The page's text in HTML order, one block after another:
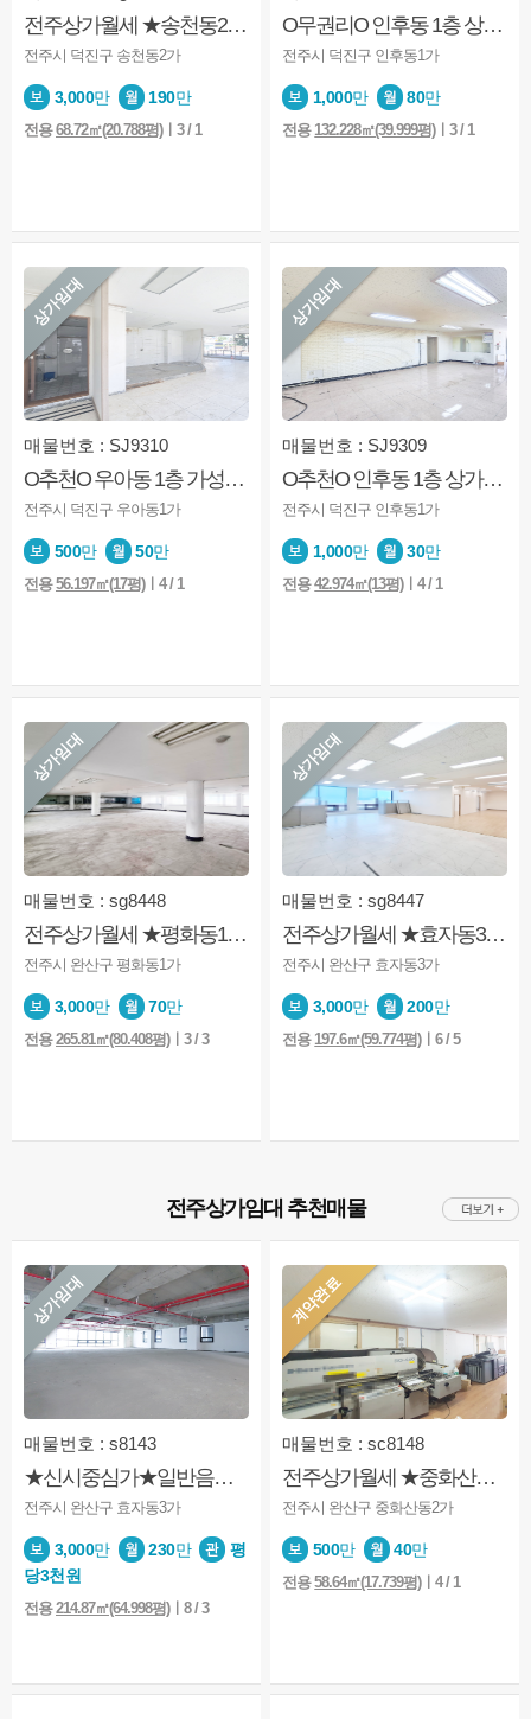
전주상가월세 ★송천동2가★먹자골목★1층★양수양도★권리금有
전주시 덕진구 송천동2가
3,000만 190만
전용68.72㎡(20.788평)ㅣ3 / 1
O무권리O 인후동 1층 상가 가맥집·음식점 추천매물
전주시 덕진구 인후동1가
1,000만 80만
전용 132.228㎡(39.999평)ㅣ3 / 1
상가임대
매물번호 : SJ9310
O추천O 우아동 1층 가성비 상가 아중초 다양한 업종 가능
전주시 덕진구 우아동1가
500만 50만
전용56.197㎡(17평)ㅣ4 / 1
상가임대
매물번호 : SJ9309
O추천O 인후동 1층 상가 사무실·뷰티업 가성비 우수
전주시 덕진구 인후동1가
1,000만 30만
전용42.974㎡(13평)ㅣ4 / 1
상가임대
매물번호 : sg8448
전주상가월세 ★평화동1가★3층★사무실★교육업★운동시설등
전주시 완산구 평화동1가
3,000만 70만
전용265.81㎡(80.408평)ㅣ3 / 3
상가임대
매물번호 : sg8447
전주상가월세 ★효자동3가★교육업★운동시설★사무실등
전주시 완산구 효자동3가
3,000만 200만
전용 197.6㎡(59.774평)ㅣ6 / 5
전주상가임대 추천매물
상가임대
매물번호 : s8143
★신시중심가★일반음식점용도★판매점.상점 가능★깔끔★상가매매
전주시 완산구 효자동3가
3,000만 230만
평
당3천원
전용214.87㎡(64.998평)ㅣ8 / 3
계약완료
매물번호 : sc8148
전주상가월세 ★중화산동★1층★사무실★상가★내부화장실★가성비굿
전주시 완산구 중화산동2가
500만 40만
전용58.64㎡(17.739평)ㅣ4 / 1